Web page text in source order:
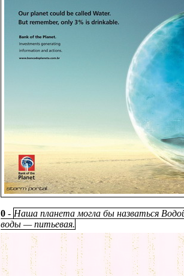
0 - Наша планета могла бы назваться
воды — питьевая.